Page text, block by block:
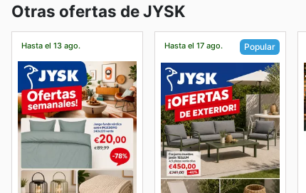
Otras ofertas de JYSK
Hasta el 13 ago. Hasta el 17 ago. Popular